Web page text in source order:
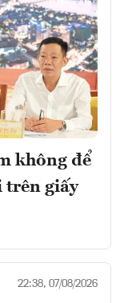
không để
trên giấy
22:38, 07/08/2026